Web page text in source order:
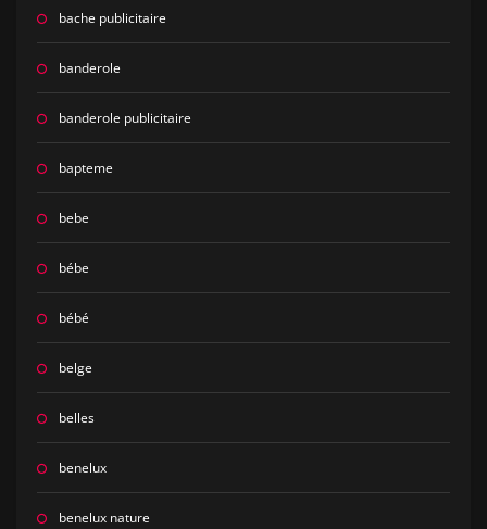
bache publicitaire
banderole
banderole publicitaire
bapteme
bebe
bébe
bébé
belge
belles
benelux
benelux nature